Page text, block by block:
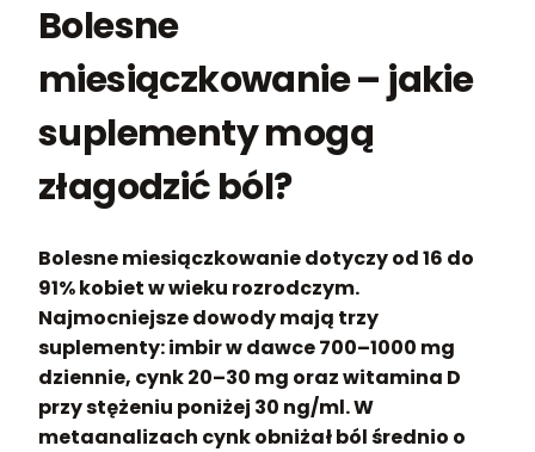
Bolesne
miesiączkowanie – jakie
suplementy mogą
złagodzić ból?
Bolesne miesiączkowanie dotyczy od 16 do
91% kobiet w wieku rozrodczym.
Najmocniejsze dowody mają trzy
suplementy: imbir w dawce 700–1000 mg
dziennie, cynk 20–30 mg oraz witamina D
przy stężeniu poniżej 30 ng/ml. W
metaanalizach cynk obniżał ból średnio o